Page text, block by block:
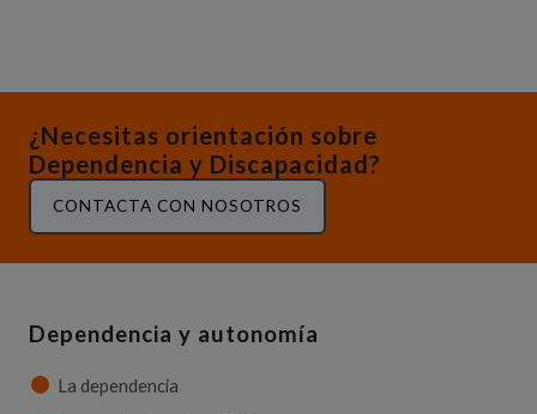
¿Necesitas orientación sobre
Dependencia y Discapacidad?
CONTACTA CON NOSOTROS
Dependencia y autonomía
La dependencia